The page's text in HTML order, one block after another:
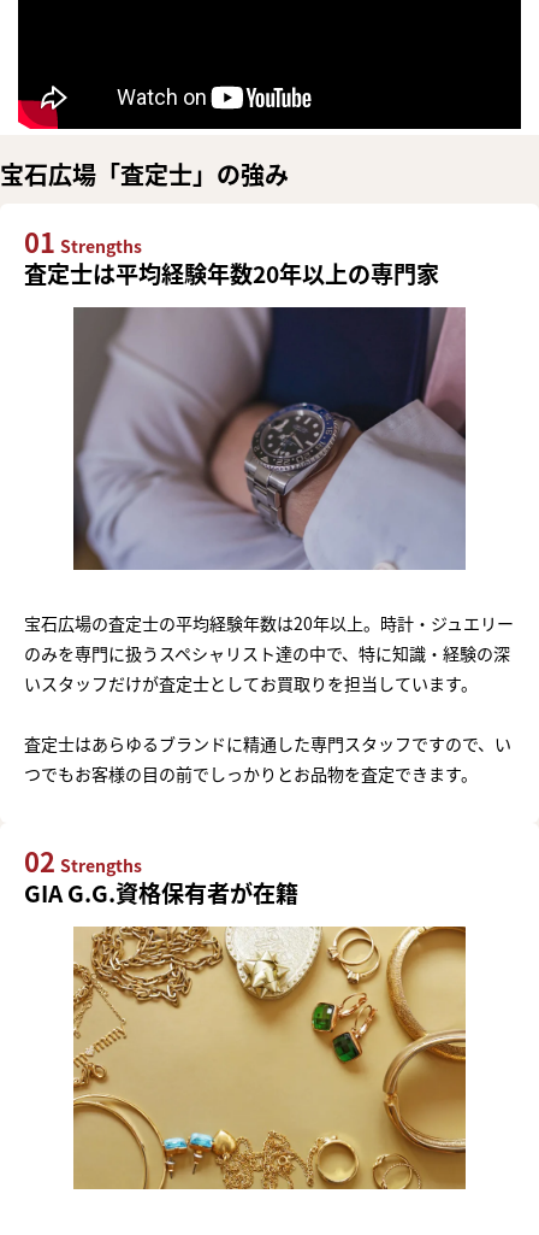
宝石広場「査定士」の強み
01 Strengths
査定士は平均経験年数20年以上の専門家
宝石広場の査定士の平均経験年数は20年以上。時計・ジュエリー
のみを専門に扱うスペシャリスト達の中で、特に知識・経験の深
いスタッフだけが査定士としてお買取りを担当しています。
査定士はあらゆるブランドに精通した専門スタッフですので、い
つでもお客様の目の前でしっかりとお品物を査定できます。
02 Strengths
GIA G.G.資格保有者が在籍